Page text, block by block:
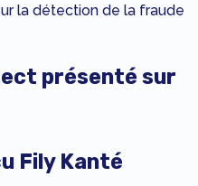
la détection de la fraude
présenté sur
Fily Kanté